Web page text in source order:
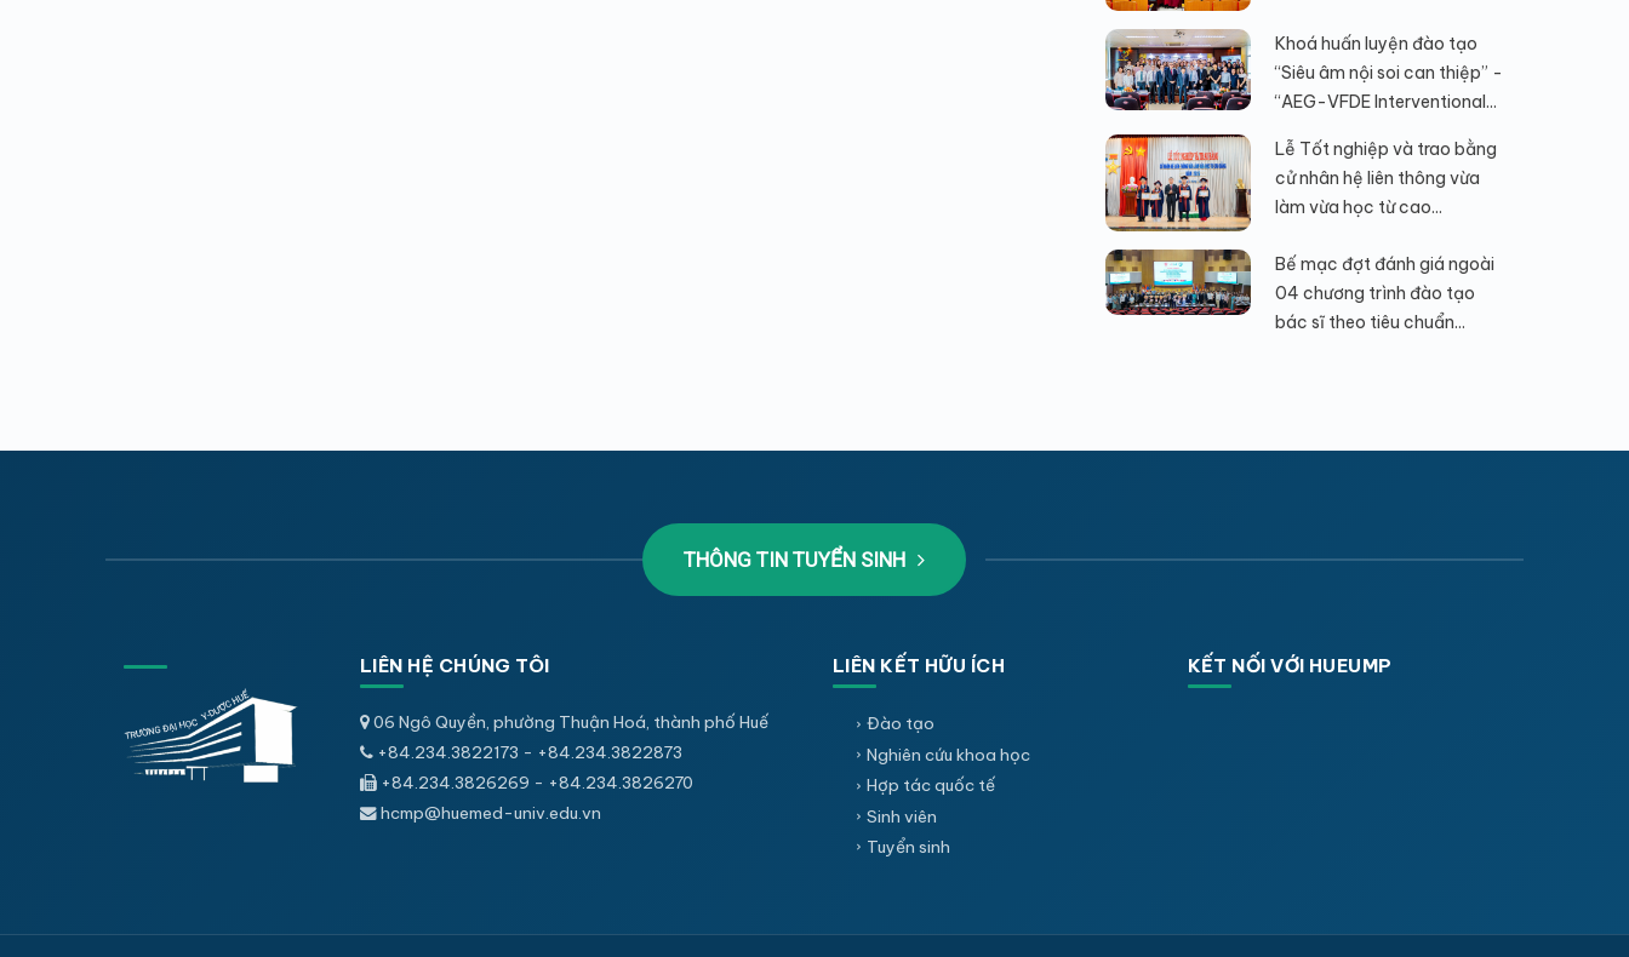
Khoá huấn luyện đào tạo
“Siêu âm nội soi can thiệp” -
“AEG-VFDE Interventional...
Lễ Tốt nghiệp và trao bằng
cử nhân hệ liên thông vừa
làm vừa học từ cao...
Bế mạc đợt đánh giá ngoài
04 chương trình đào tạo
bác sĩ theo tiêu chuẩn...
THÔNG TIN TUYỂN SINH
LIÊN HỆ CHÚNG TÔI
06 Ngô Quyền, phường Thuận Hoá, thành phố Huế
+84.234.3822173 - +84.234.3822873
+84.234.3826269 - +84.234.3826270
hcmp@huemed-univ.edu.vn
LIÊN KẾT HỮU ÍCH
Đào tạo
Nghiên cứu khoa học
Hợp tác quốc tế
Sinh viên
Tuyển sinh
KẾT NỐI VỚI HUEUMP